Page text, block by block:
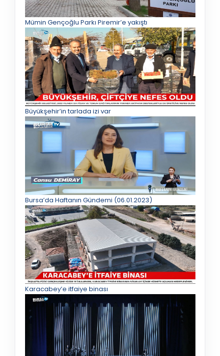
Mümin Gençoğlu Parkı Piremir’e yakıştı
Büyükşehir’in tarlada izi var
Bursa’da Haftanın Gündemi (06.01.2023)
Karacabey’e itfaiye binası